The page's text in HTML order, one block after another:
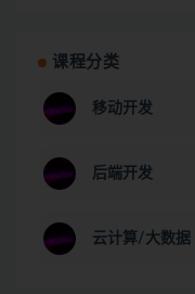
课程分类
移动开发
后端开发
云计算/大数据